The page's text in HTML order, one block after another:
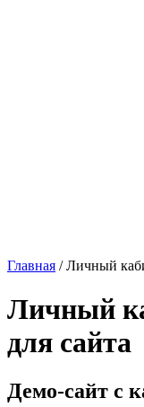
Главная /Личный
Личный
для сайта
Демо-сайт с